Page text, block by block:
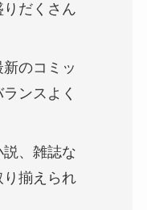
りだくさん
のコミッ
ンスよく
、雑誌な
り揃えられ